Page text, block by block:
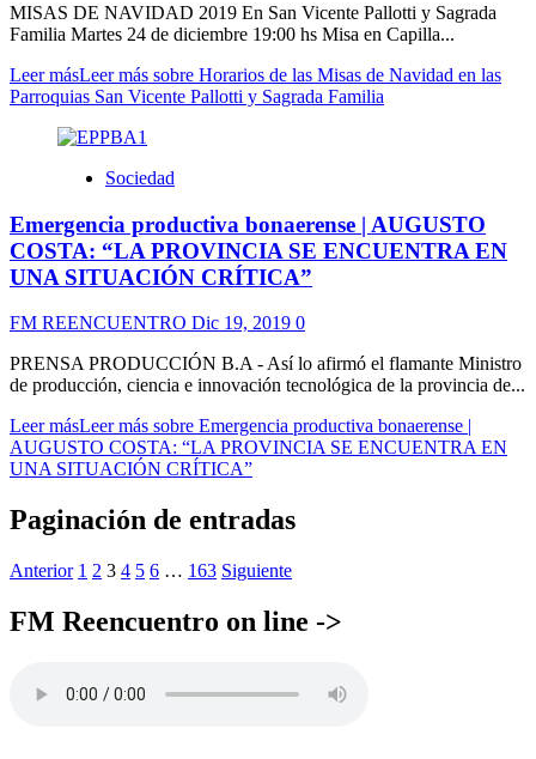
MISAS DE NAVIDAD 2019 En San Vicente Pallotti y Sagrada
Familia Martes 24 de diciembre 19:00 hs Misa en Capilla...
Leer másLeer más sobre Horarios de las Misas de Navidad en las
Parroquias San Vicente Pallotti y Sagrada Familia
Sociedad
Emergencia productiva bonaerense | AUGUSTO
COSTA: “LA PROVINCIA SE ENCUENTRA EN
UNA SITUACIÓN CRÍTICA”
FM REENCUENTRO Dic 19, 2019 0
PRENSA PRODUCCIÓN B.A - Así lo afirmó el flamante Ministro
de producción, ciencia e innovación tecnológica de la provincia de...
Leer másLeer más sobre Emergencia productiva bonaerense |
AUGUSTO COSTA: “LA PROVINCIA SE ENCUENTRA EN
UNA SITUACIÓN CRÍTICA”
Paginación de entradas
Anterior 1 2 3 4 5 6 … 163 Siguiente
FM Reencuentro on line ->